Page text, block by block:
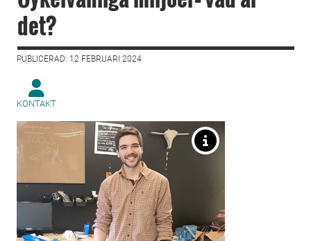
det?
PUBLICERAD: 12 FEBRUARI 2024
KONTAKT